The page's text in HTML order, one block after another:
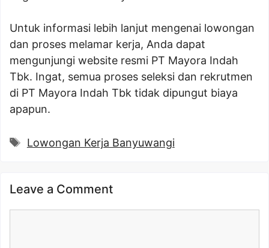
Untuk informasi lebih lanjut mengenai lowongan
dan proses melamar kerja, Anda dapat
mengunjungi website resmi PT Mayora Indah
Tbk. Ingat, semua proses seleksi dan rekrutmen
di PT Mayora Indah Tbk tidak dipungut biaya
apapun.
Tags
Lowongan Kerja Banyuwangi
Leave a Comment